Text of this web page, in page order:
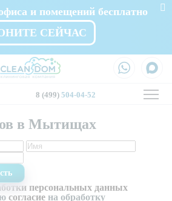
и помещений бесплатно
СЕЙЧАС
8 (499) 504-04-52
в Мытищах
персональных данных
согласие на обработку